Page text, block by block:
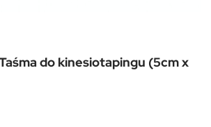
do kinesiotapingu (5cm x